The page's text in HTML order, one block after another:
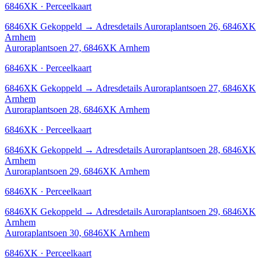
6846XK · Perceelkaart
6846XK Gekoppeld → Adresdetails Auroraplantsoen 26, 6846XK
Arnhem
Auroraplantsoen 27, 6846XK Arnhem
6846XK · Perceelkaart
6846XK Gekoppeld → Adresdetails Auroraplantsoen 27, 6846XK
Arnhem
Auroraplantsoen 28, 6846XK Arnhem
6846XK · Perceelkaart
6846XK Gekoppeld → Adresdetails Auroraplantsoen 28, 6846XK
Arnhem
Auroraplantsoen 29, 6846XK Arnhem
6846XK · Perceelkaart
6846XK Gekoppeld → Adresdetails Auroraplantsoen 29, 6846XK
Arnhem
Auroraplantsoen 30, 6846XK Arnhem
6846XK · Perceelkaart